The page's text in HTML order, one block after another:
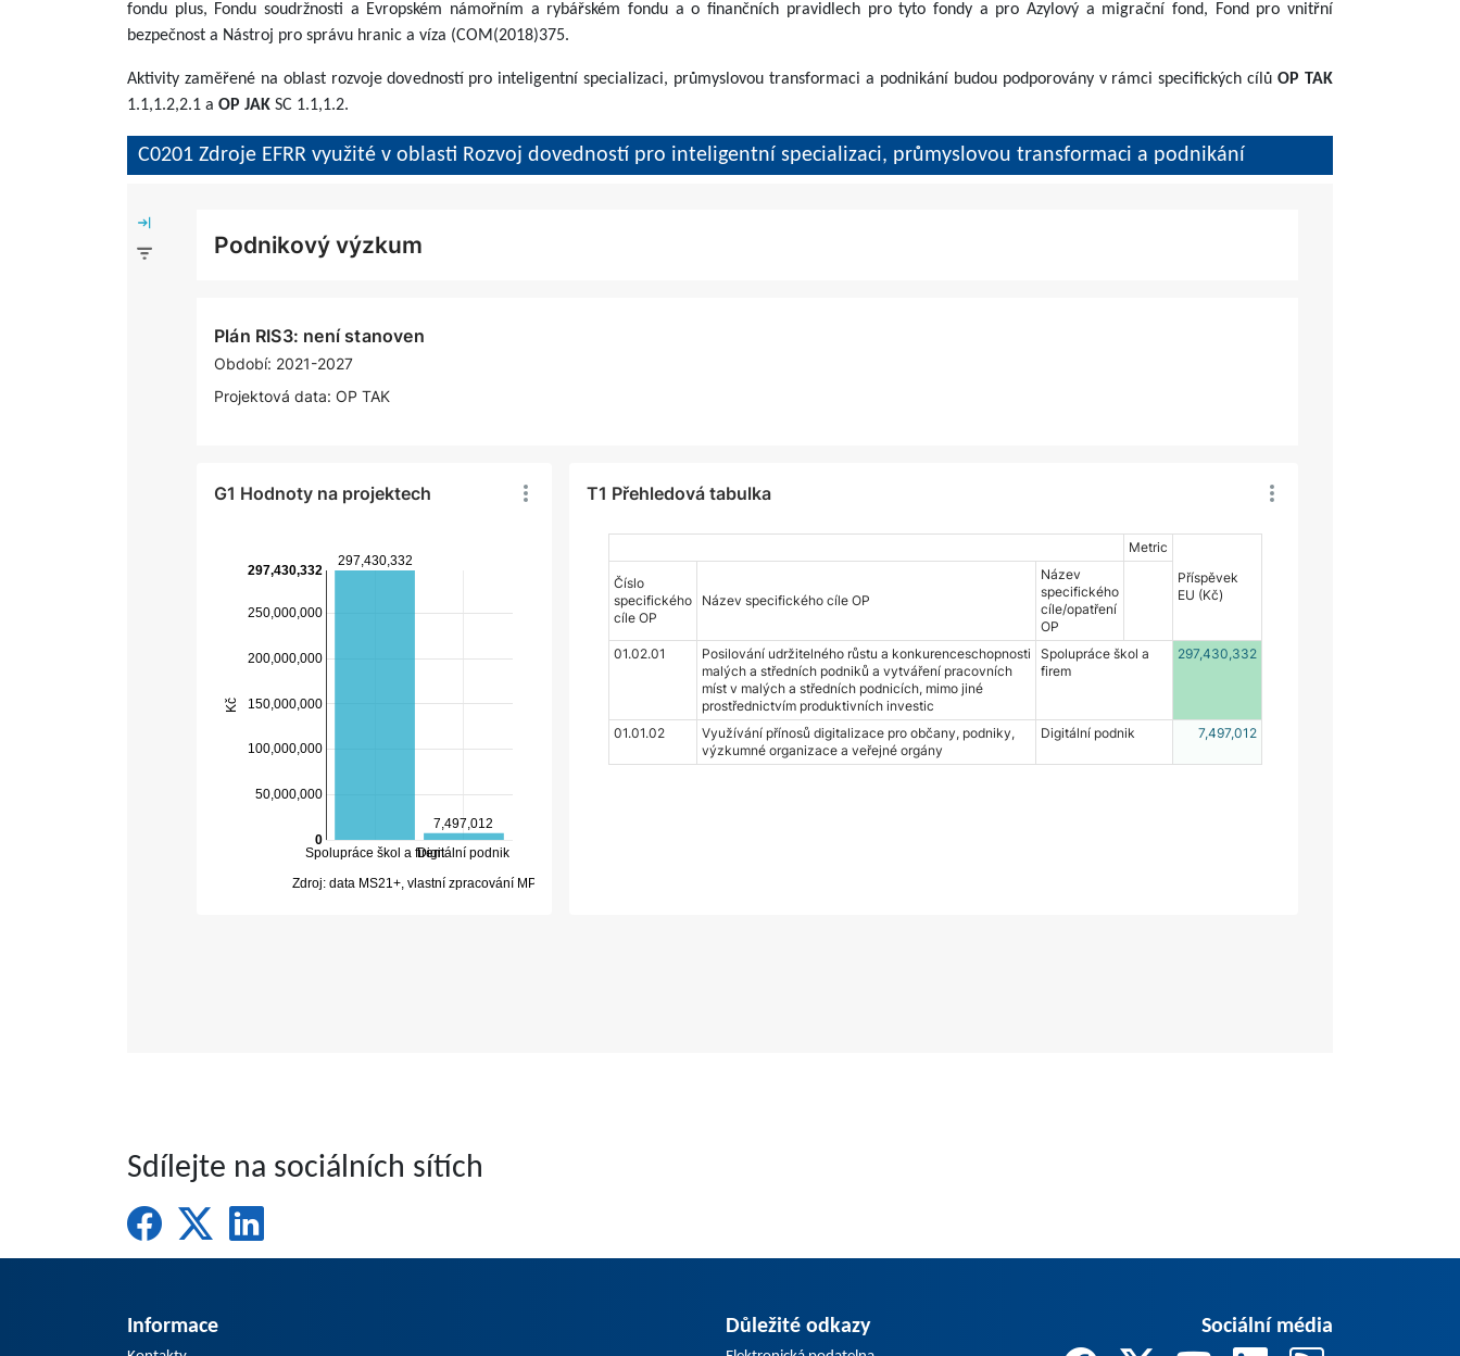
fondu plus, Fondu soudržnosti a Evropském námořním a rybářském fondu a o finančních pravidlech pro tyto fondy a pro Azylový a migrační fond, Fond pro vnitřní
bezpečnost a Nástroj pro správu hranic a víza (COM(2018)375.
Aktivity zaměřené na oblast rozvoje dovedností pro inteligentní specializaci, průmyslovou transformaci a podnikání budou podporovány v rámci specifických cílůOP TAK
1.1,1.2,2.1 a OP JAK SC 1.1,1.2.
C0201 Zdroje EFRR využité v oblasti Rozvoj dovedností pro inteligentní specializaci, průmyslovou transformaci a podnikání
Sdílejte na sociálních sítích
Informace Důležité odkazy Sociální média